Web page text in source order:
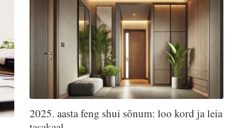
2025. aasta feng shui sõnum: loo kord ja leia